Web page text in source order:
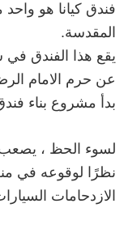
فندق كيانا هو
المقدسة.
يقع هذا الفندق في
عن حرم الامام الرضا عليه
بدأ مشروع بناء فندق
لسوء الحظ ، يصعب
نظرًا لوقوعه في
الازدحامات